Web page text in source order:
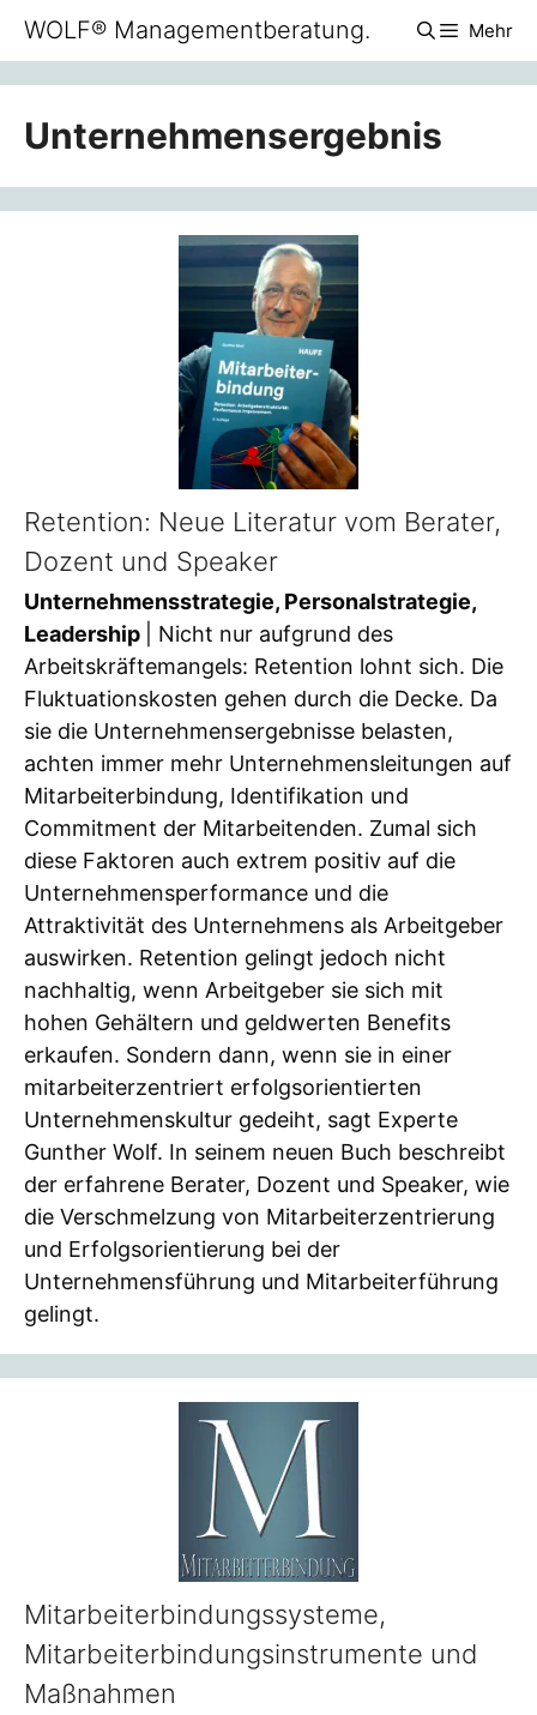
Zum
Inhalt
springen
WOLF® Managementberatung. Mehr
Unternehmensergebnis
Retention: Neue Literatur vom Berater,
Dozent und Speaker
Unternehmensstrategie, Personalstrategie,
Leadership
| Nicht nur aufgrund des
Arbeitskräftemangels: Retention lohnt sich. Die
Fluktuationskosten gehen durch die Decke. Da
sie die Unternehmensergebnisse belasten,
achten immer mehr Unternehmensleitungen auf
Mitarbeiterbindung, Identifikation und
Commitment der Mitarbeitenden. Zumal sich
diese Faktoren auch extrem positiv auf die
Unternehmensperformance und die
Attraktivität des Unternehmens als Arbeitgeber
auswirken. Retention gelingt jedoch nicht
nachhaltig, wenn Arbeitgeber sie sich mit
hohen Gehältern und geldwerten Benefits
erkaufen. Sondern dann, wenn sie in einer
mitarbeiterzentriert erfolgsorientierten
Unternehmenskultur gedeiht, sagt Experte
Gunther Wolf. In seinem neuen Buch beschreibt
der erfahrene Berater, Dozent und Speaker, wie
die Verschmelzung von Mitarbeiterzentrierung
und Erfolgsorientierung bei der
Unternehmensführung und Mitarbeiterführung
gelingt.
Mitarbeiterbindungssysteme,
Mitarbeiterbindungsinstrumente und
Maßnahmen